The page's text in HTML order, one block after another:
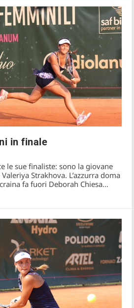
amara a Schio
in finale
le sue finaliste: sono la giovane
Strakhova. L’azzurra doma
fa fuori Deborah Chiesa…